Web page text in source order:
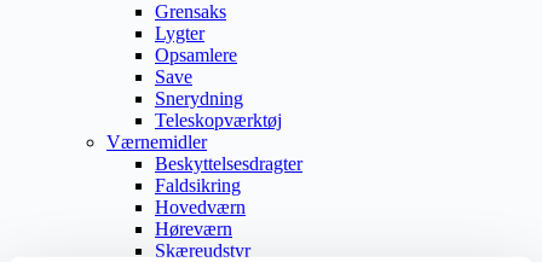
Grensaks
Lygter
Opsamlere
Save
Snerydning
Teleskopværktøj
Værnemidler
Beskyttelsesdragter
Faldsikring
Hovedværn
Høreværn
Skæreudstyr